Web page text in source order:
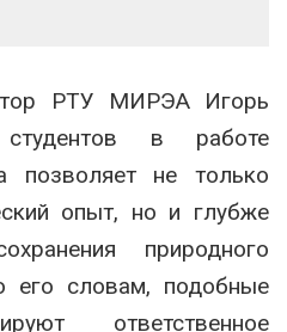
РТУ МИРЭА Игорь
в работе
позволяет не только
опыт, но и глубже
природного
его словам, подобные
ответственное